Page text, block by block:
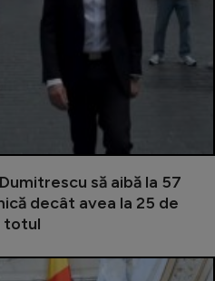
să aibă la 57
decât avea la 25 de
totul